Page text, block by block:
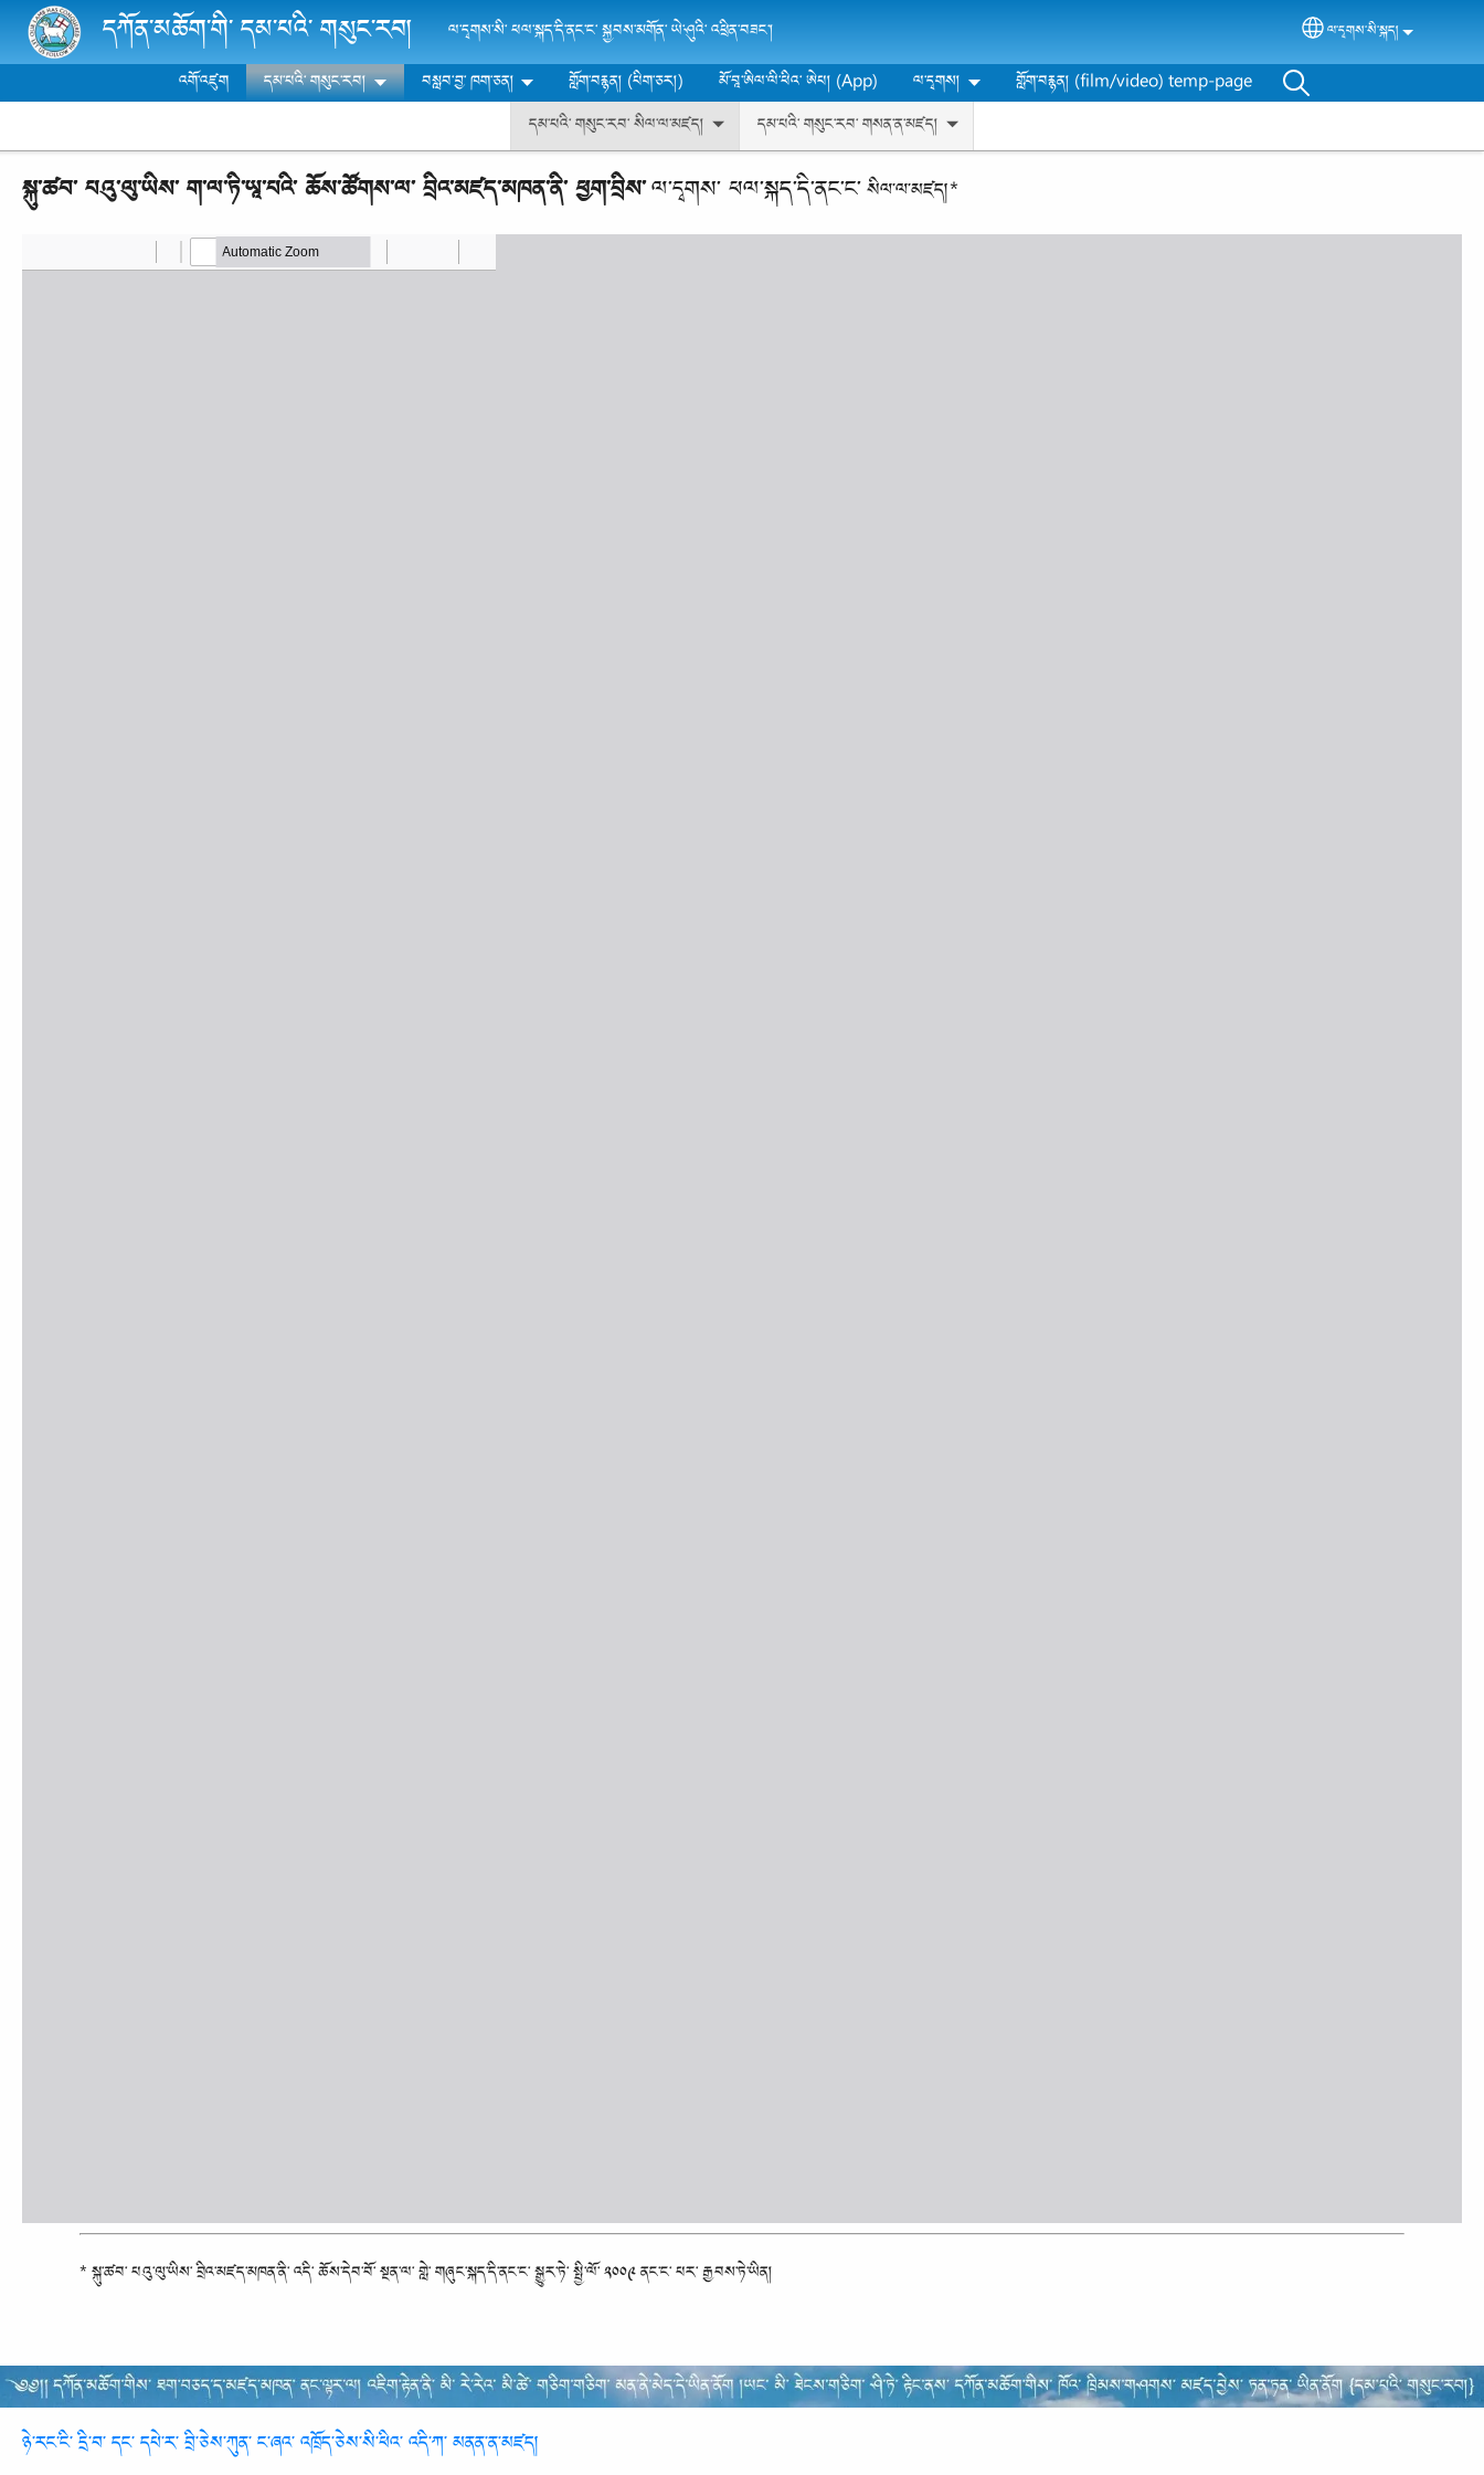
Skip to main contentདཀོན་མཆོག་གི་ དམ་པའི་ གསུང་རབ། ལ་དྭགས་སི་ ཕལ་སྐད་དི་ནང་ང་ སྐྱབས་མགོན་ ཡེ་ཤུའི་ འཕྲིན་བཟང་། Select your language
ལ་དྭགས་སི་སྐད།
འགོ་འཛུག
དམ་པའི་ གསུང་རབ།
དམ་པའི་ གསུང་རབ་ སིལ་ལ་མཛད།
དམ་པའི་ གསུང་རབ་ གསན་ན་མཛད།
བསླབ་བྱ་ ཁག་ཅན། གློག་བརྙན། (པིག་ཅར།) མོ་བཱ་ཨིལ་ལི་ཕིའ་ ཨེཔ། (App) ལ་དྭགས། གློག་བརྙན། (film/video) temp-page
སྐུ་ཚབ་ པའུ་ལུ་ཡིས་ག་ལ་ཏི་ཡཱ་པའི་ ཆོས་ཚོགས་ལ་བྲིའ་མཛད་མཁན་ནི་ ཕྱག་བྲིས་ལ་དྭགས་ ཕལ་སྐད་དི་ནང་ང་སིལ་ལ་མཛད།*
* སྐུ་ཚབ་ པའུ་ལུ་ཡིས་ བྲིའ་མཛད་མཁན་ནི་ འདི་ ཆོས་དེབ་བོ་ སྔན་ལ་ གླེ་ གཞུང་སྐད་དི་ནང་ང་ སྒྱུར་ཏེ་ སྤྱི་ལོ་ ༢༠༠༩ ནང་ང་ པར་ རྒྱབས་ཏེ་ཡིན།
ཉེ་རང་ངི་ དྲི་བ་ དང་ དཔེ་ར་ བྲི་ཅེས་ཀུན་ ང་ཞའ་ འཁྲོད་ཅེས་སི་ཕིའ་ འདི་ཀ་ མནན་ན་མཛད།